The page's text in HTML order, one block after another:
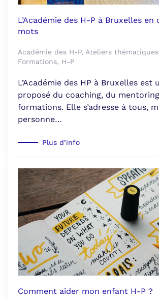
L’Académie des H-P à Bruxelles en
mots
Académie des H-P, Ateliers
Formations, H-P
L’Académie des HP à Bruxelles est
proposé du coaching, du
formations. Elle s’adresse à tous,
personne…
Plus d’info
Comment aider mon enfant H-P ?